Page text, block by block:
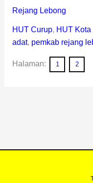
Rejang Lebong
HUT Curup, HUT
adat, pemkab rejang
Halaman: 1 2